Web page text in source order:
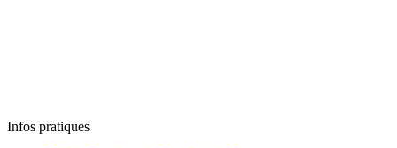
Infos pratiques